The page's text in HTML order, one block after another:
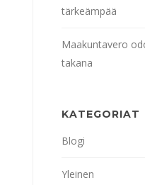
tärkeämpää
Maakuntavero
takana
KATEGORIAT
Blogi
Yleinen